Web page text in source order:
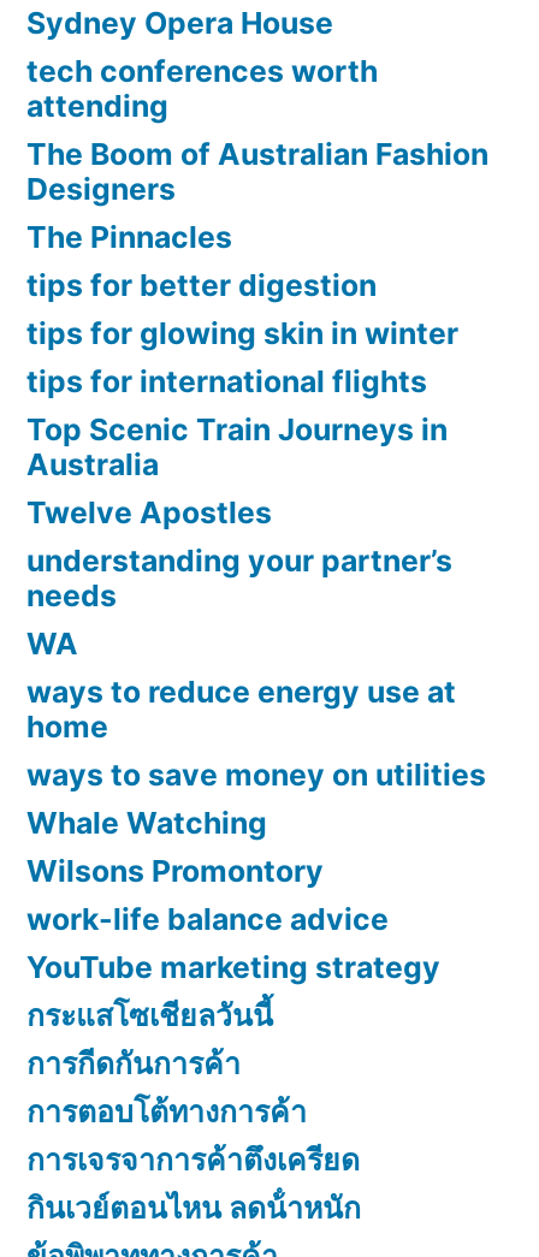
Sydney Opera House
tech conferences worth
attending
The Boom of Australian Fashion
Designers
The Pinnacles
tips for better digestion
tips for glowing skin in winter
tips for international flights
Top Scenic Train Journeys in
Australia
Twelve Apostles
understanding your partner’s
needs
WA
ways to reduce energy use at
home
ways to save money on utilities
Whale Watching
Wilsons Promontory
work-life balance advice
YouTube marketing strategy
กระแสโซเชียลวันนี้
การกีดกันการค้า
การตอบโต้ทางการค้า
การเจรจาการค้าตึงเครียด
กินเวย์ตอนไหน ลดน้ําหนัก